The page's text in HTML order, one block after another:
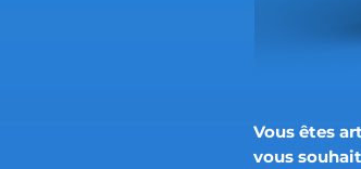
Vous êtes
vous